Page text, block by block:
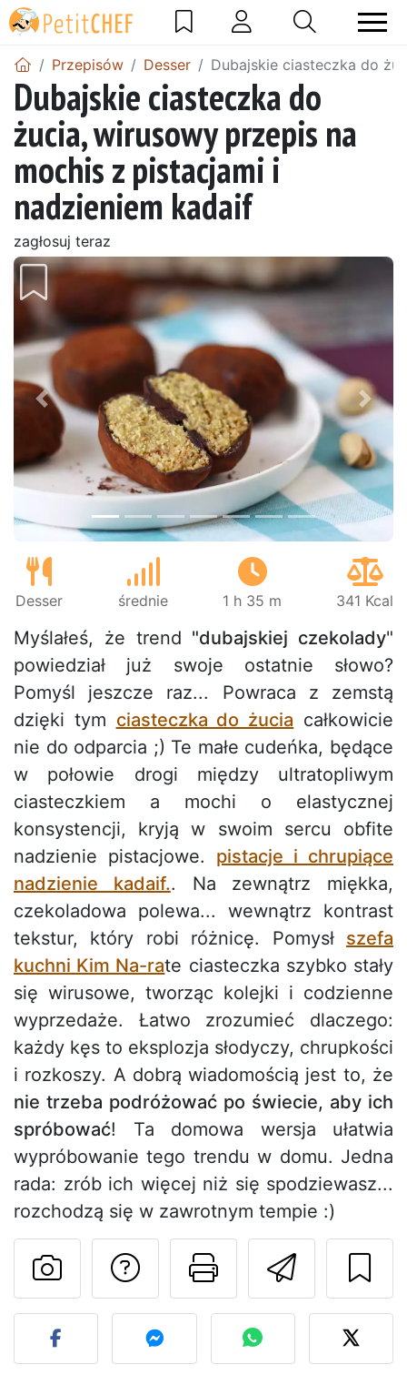
Przepisów Desser Dubajskie ciasteczka do
Dubajskie ciasteczka do
żucia, wirusowy przepis na
mochis z pistacjami i
nadzieniem kadaif
zagłosuj teraz
Wróć Dalej
Desser średnie 1 h 35 m 341 Kcal
Myślałeś, że trend "dubajskiej czekolady"
powiedział już swoje ostatnie słowo?
Pomyśl jeszcze raz... Powraca z zemstą
dzięki tym ciasteczka do żucia całkowicie
nie do odparcia ;) Te małe cudeńka, będące
w połowie drogi między ultratopliwym
ciasteczkiem a mochi o elastycznej
konsystencji, kryją w swoim sercu obfite
nadzienie pistacjowe. pistacje i chrupiące
nadzienie kadaif.. Na zewnątrz miękka,
czekoladowa polewa... wewnątrz kontrast
tekstur, który robi różnicę. Pomysł szefa
kuchni Kim Na-rate ciasteczka szybko stały
się wirusowe, tworząc kolejki i codzienne
wyprzedaże. Łatwo zrozumieć dlaczego:
każdy kęs to eksplozja słodyczy, chrupkości
i rozkoszy. A dobrą wiadomością jest to, że
nie trzeba podróżować po świecie, aby ich
spróbować! Ta domowa wersja ułatwia
wypróbowanie tego trendu w domu. Jedna
rada: zrób ich więcej niż się spodziewasz...
rozchodzą się w zawrotnym tempie :)
Wyślij
Drukuj stronę
Zadaj pytanie
Opublikuj zdjęcie tego